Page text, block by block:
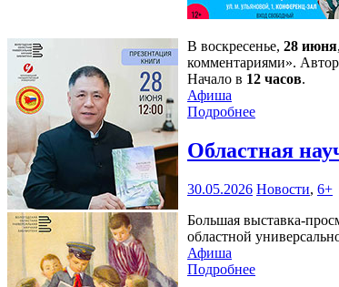
В воскресенье, 28 июня
комментариями».
Начало в 12 часов.
Афиша
Подробнее
Областная
30.05.2026 Новости, 6+
Большая выставка-
областной
Афиша
Подробнее